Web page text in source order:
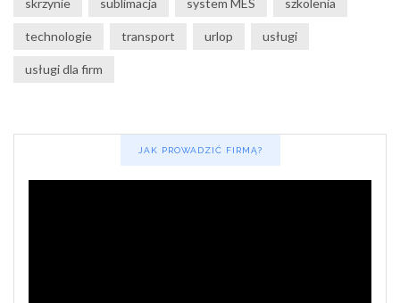
technologie transport urlop usługi
usługi dla firm
JAK PROWADZIĆ FIRMĄ?